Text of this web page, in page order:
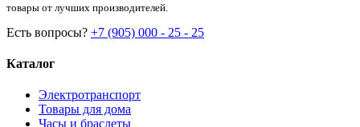
товары от лучших производителей.
Есть вопросы? +7 (905) 000 - 25 - 25
Каталог
Электротранспорт
Товары для дома
Часы и браслеты